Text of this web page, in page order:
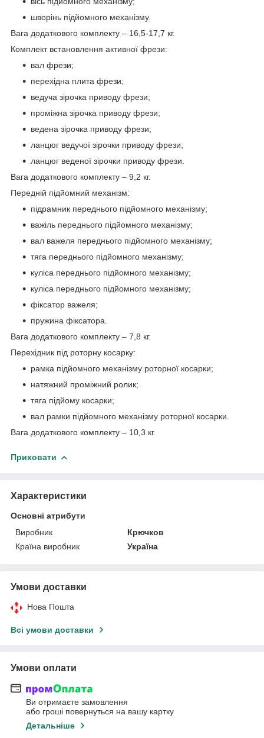
шворінь підйомного механізму.
Вага додаткового комплекту – 16,5-17,7 кг.
Комплект встановлення активної фрези:
вал фрези;
перехідна плита фрези;
ведуча зірочка приводу фрези;
проміжна зірочка приводу фрези;
ведена зірочка приводу фрези;
ланцюг ведучої зірочки приводу фрези;
ланцюг веденої зірочки приводу фрези.
Вага додаткового комплекту – 9,2 кг.
Передній підйомний механізм:
підрамник переднього підйомного механізму;
важіль переднього підйомного механізму;
вал важеля переднього підйомного механізму;
тяга переднього підйомного механізму;
куліса переднього підйомного механізму;
куліса переднього підйомного механізму;
фіксатор важеля;
пружина фіксатора.
Вага додаткового комплекту – 7,8 кг.
Перехідник під роторну косарку:
рамка підйомного механізму роторної косарки;
натяжний проміжний ролик;
тяга підйому косарки;
вал рамки підйомного механізму роторної косарки.
Вага додаткового комплекту – 10,3 кг.
Приховати
Характеристики
Основні атрибути
Виробник
Крючков
Країна виробник
Україна
Умови доставки
Нова Пошта
Всі умови доставки
Умови оплати
Ви отримаєте замовлення
або гроші повернуться на вашу картку
Детальніше